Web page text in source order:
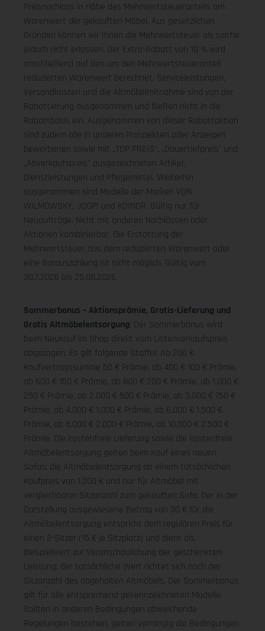
Preisnachlass in Höhe des Mehrwertsteueranteils am
Warenwert der gekauften Möbel. Aus gesetzlichen
Gründen können wir Ihnen die Mehrwertsteuer als solche
jedoch nicht erlassen. Der Extra-Rabatt von 10 % wird
anschließend auf den um den Mehrwertsteueranteil
reduzierten Warenwert berechnet. Serviceleistungen,
Versandkosten und die Altmöbelmitnahme sind von der
Rabattierung ausgenommen und fließen nicht in die
Rabattbasis ein. Ausgenommen von dieser Rabattaktion
sind zudem alle in unseren Prospekten oder Anzeigen
beworbenen sowie mit „TOP PREIS", „Dauertiefpreis" und
„Abverkaufspreis" ausgezeichneten Artikel,
Dienstleistungen und Pflegemittel. Weiterhin
ausgenommen sind Modelle der Marken VON
WILMOWSKY, JOOP! und KOINOR. Gültig nur für
Neuaufträge. Nicht mit anderen Nachlässen oder
Aktionen kombinierbar. Die Erstattung der
Mehrwertsteuer aus dem reduzierten Warenwert oder
eine Barauszahlung ist nicht möglich. Gültig vom
30.7.2026 bis 25.08.2026
Sommerbonus – Aktionsprämie, Gratis-Lieferung und
Gratis Altmöbelentsorgung: Der Sommerbonus wird
beim Neukauf im Shop direkt vom Listenverkaufspreis
abgezogen. Es gilt folgende Staffel: Ab 200 €
Kaufvertragssumme 50 € Prämie, ab 400 € 100 € Prämie,
ab 600 € 150 € Prämie, ab 800 € 200 € Prämie, ab 1.000 €
250 € Prämie, ab 2.000 € 500 € Prämie, ab 3.000 € 750 €
Prämie, ab 4.000 € 1.000 € Prämie, ab 6.000 € 1.500 €
Prämie, ab 8.000 € 2.000 € Prämie, ab 10.000 € 2.500 €
Prämie. Die kostenfreie Lieferung sowie die kostenfreie
Altmöbelentsorgung gelten beim Kauf eines neuen
Sofas; die Altmöbelentsorgung ab einem tatsächlichen
Kaufpreis von 1.200 € und nur für Altmöbel mit
vergleichbarer Sitzanzahl zum gekauften Sofa. Der in der
Darstellung ausgewiesene Betrag von 30 € für die
Altmöbelentsorgung entspricht dem regulären Preis für
einen 2-Sitzer (15 € je Sitzplatz) und dient als
Beispielwert zur Veranschaulichung der geschenkten
Leistung; der tatsächliche Wert richtet sich nach der
Sitzanzahl des abgeholten Altmöbels. Der Sommerbonus
gilt für alle entsprechend gekennzeichneten Modelle.
Sollten in anderen Bedingungen abweichende
Regelungen bestehen, gelten vorrangig die Bedingungen